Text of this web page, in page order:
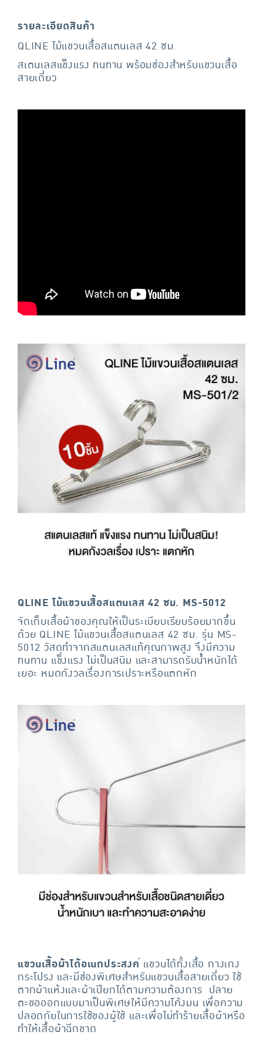
รายละเอียดสินค้า
QLINE ไม้แขวนเสื้อสแตนเลส 42 ซม.
สเตนเลสแข็งแรง ทนทาน พร้อมช่องสำหรับแขวนเสื้อ
สายเดี่ยว
QLINE ไม้แขวนเสื้อสแตนเลส 42 ซม. MS-5012
จัดเก็บเสื้อผ้าของคุณให้เป็นระเบียบเรียบร้อยมากขึ้น
ด้วย QLINE ไม้แขวนเสื้อสแตนเลส 42 ซม. รุ่น MS-
5012 วัสดุทำจากสแตนเลสแท้คุณภาพสูง จึงมีความ
ทนทาน แข็งแรง ไม่เป็นสนิม และสามารถรับน้ำหนักได้
เยอะ หมดกังวลเรื่องการเปราะหรือแตกหัก
แขวนเสื้อผ้าได้อเนกประสงค ์ แขวนได้ทั้งเสื้อ กางเกง
กระโปรง และมีช่องพิเศษสำหรับแขวนเสื้อสายเดี่ยว ใช้
ตากผ้าแห้งและผ้าเปียกได้ตามความต้องการ ปลาย
ตะขอออกแบบมาเป็นพิเศษให้มีความโค้งมน เพื่อความ
ปลอดภัยในการใช้ของผู้ใช้ และเพื่อไม่ทำร้ายเสื้อผ้าหรือ
ทำให้เสื้อผ้าฉีกขาด